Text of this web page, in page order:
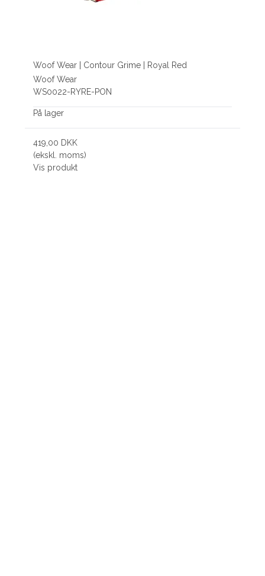
Woof Wear | Contour Grime | Royal Red
Woof Wear
WS0022-RYRE-PON
På lager
419,00 DKK
(ekskl. moms)
Vis produkt